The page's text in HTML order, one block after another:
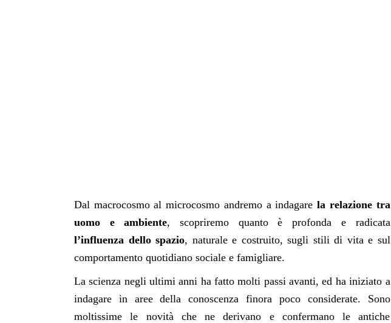
Dal macrocosmo al microcosmo andremo a indagarela relazione tra
uomo e ambiente, scopriremo quanto è profonda e radicata
l’influenza dello spazio, naturale e costruito, sugli stili di vita e sul
comportamento quotidiano sociale e famigliare.
La scienza negli ultimi anni ha fatto molti passi avanti, ed ha iniziato a
indagare in aree della conoscenza finora poco considerate. Sono
moltissime le novità che ne derivano e confermano le antiche